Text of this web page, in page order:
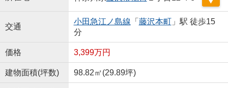
交通
小田急江ノ島線 「 藤沢本町」駅 徒歩15
分
価格 3,399万円
建物面積(坪数) 98.82㎡(29.89坪)